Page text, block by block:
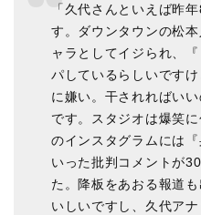
「久代さんといえば昨
す。ダウンタウンの松
ャラとしてイジられ、
パしているらしいです
に嫌い。干されればい
です。スタジオは爆笑
のインスタグラムには
いった批判コメントが
た。降板をあおる報道
いしいですし、久代ア